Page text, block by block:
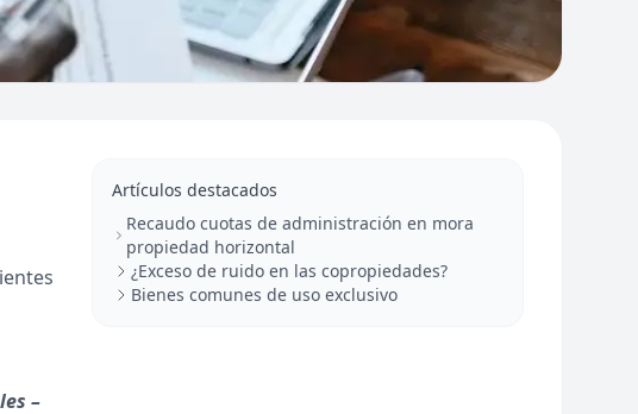
–
Artículos destacados
Recaudo cuotas de administración en mora
propiedad horizontal
¿Exceso de ruido en las copropiedades?
Bienes comunes de uso exclusivo